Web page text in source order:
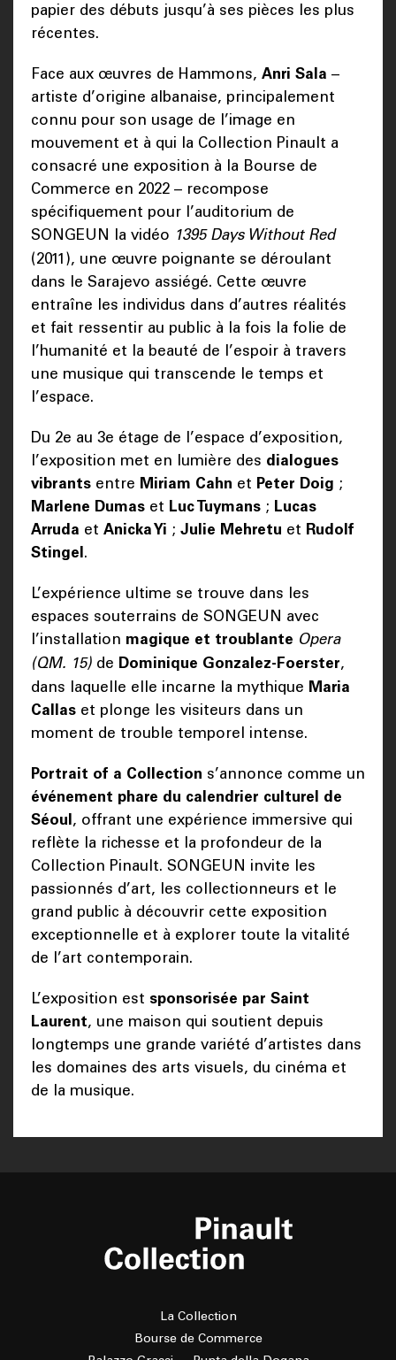
papier des débuts jusqu’à ses pièces les plus
récentes.
Face aux œuvres de Hammons, Anri Sala –
artiste d’origine albanaise, principalement
connu pour son usage de l’image en
mouvement et à qui la Collection Pinault a
consacré une exposition à la Bourse de
Commerce en 2022 – recompose
spécifiquement pour l’auditorium de
SONGEUN la vidéo 1395 Days Without Red
(2011), une œuvre poignante se déroulant
dans le Sarajevo assiégé. Cette œuvre
entraîne les individus dans d’autres réalités
et fait ressentir au public à la fois la folie de
l’humanité et la beauté de l’espoir à travers
une musique qui transcende le temps et
l’espace.
Du 2e au 3e étage de l’espace d’exposition,
l’exposition met en lumière des dialogues
vibrants entre Miriam Cahn et Peter Doig ;
Marlene Dumas et Luc Tuymans ; Lucas
Arruda et Anicka Yi ; Julie Mehretu et Rudolf
Stingel .
L’expérience ultime se trouve dans les
espaces souterrains de SONGEUN avec
l’installation magique et troublante Opera
(QM. 15) de Dominique Gonzalez-Foerster,
dans laquelle elle incarne la mythique Maria
Callas et plonge les visiteurs dans un
moment de trouble temporel intense.
Portrait of a Collection s’annonce comme un
événement phare du calendrier culturel de
Séoul , offrant une expérience immersive qui
reflète la richesse et la profondeur de la
Collection Pinault. SONGEUN invite les
passionnés d’art, les collectionneurs et le
grand public à découvrir cette exposition
exceptionnelle et à explorer toute la vitalité
de l’art contemporain.
L’exposition est sponsorisée par Saint
Laurent, une maison qui soutient depuis
longtemps une grande variété d’artistes dans
les domaines des arts visuels, du cinéma et
de la musique.
La Collection
Bourse de Commerce